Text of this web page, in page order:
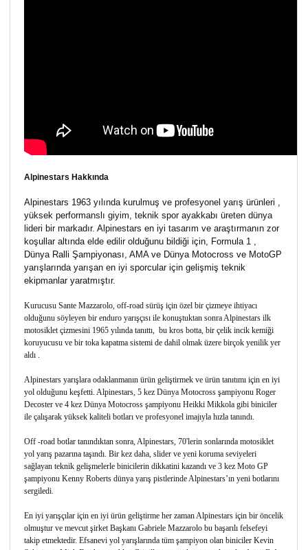
Alpinestars Hakkında
Alpinestars 1963 yılında kurulmuş ve profesyonel yarış ürünleri ,
yüksek performanslı giyim, teknik spor ayakkabı üreten dünya
lideri bir markadır. Alpinestars en iyi tasarım ve araştırmanın zor
koşullar altında elde edilir olduğunu bildiği için, Formula 1 ,
Dünya Ralli Şampiyonası, AMA ve Dünya Motocross ve MotoGP
yarışlarında yarışan en iyi sporcular için gelişmiş teknik
ekipmanlar yaratmıştır.
Kurucusu Sante Mazzarolo, off-road sürüş için özel bir çizmeye ihtiyacı
olduğunu söyleyen bir enduro yarışçısı ile konuştuktan sonra Alpinestars ilk
motosiklet çizmesini 1965 yılında tanıttı, bu kros botta, bir çelik incik kemiği
koruyucusu ve bir toka kapatma sistemi de dahil olmak üzere birçok yenilik yer
aldı .
Alpinestars yarışlara odaklanmanın ürün geliştirmek ve ürün tanıtımı için en iyi
yol olduğunu keşfetti. Alpinestars, 5 kez Dünya Motocross şampiyonu Roger
Decoster ve 4 kez Dünya Motocross şampiyonu Heikki Mikkola gibi biniciler
ile çalışarak yüksek kaliteli botları ve profesyonel imajıyla hızla tanındı.
Off -road botlar tanındıktan sonra, Alpinestars, 70'lerin sonlarında motosiklet
yol yarış pazarına taşındı. Bir kez daha, slider ve yeni koruma seviyeleri
sağlayan teknik gelişmelerle binicilerin dikkatini kazandı ve 3 kez Moto GP
şampiyonu Kenny Roberts dünya yarış pistlerinde Alpinestars’ın yeni botlarını
sergiledi.
En iyi yarışçılar için en iyi ürün geliştirme her zaman Alpinestars için bir öncelik
olmuştur ve mevcut şirket Başkanı Gabriele Mazzarolo bu başarılı felsefeyi
takip etmektedir. Efsanevi yol yarışlarında tüm şampiyon olan biniciler Kevin